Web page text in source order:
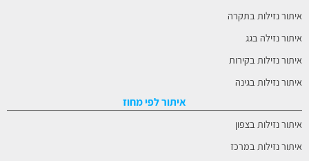
איתור נזילות בתקרה
איתור נזילה בגג
איתור נזילות בקירות
איתור נזילות בגינה
איתור לפי מחוז
איתור נזילות בצפון
איתור נזילות במרכז